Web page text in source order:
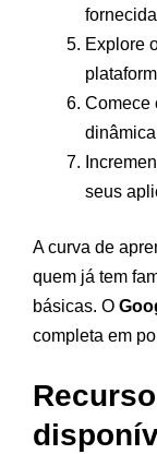
Explore
Comece
seus
A curva de
quem já tem
básicas. O
completa em